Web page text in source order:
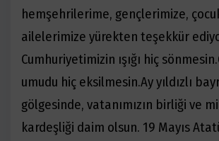
hemşehrilerime, gençlerimize,
ailelerimize yürekten teşekkür
Cumhuriyetimizin ışığı hiç sönmesin.
umudu hiç eksilmesin.Ay yıldızlı
gölgesinde, vatanımızın birliği ve
kardeşliği daim olsun. 19 Mayıs